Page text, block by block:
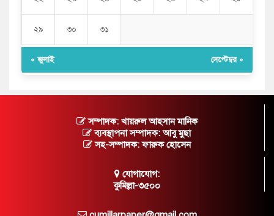
২৯ ৩০ ৩১
« জুলাই সেপ্টেম্বর »
সম্পাদক: খায়রুল আহসান মানিক
ব্যবস্থাপনা সম্পাদক: আবু মুছা
সহ-সম্পাদক: ফারুক হোসেন
যোগাযোগ:
কুমিল্লা-৩৫০০